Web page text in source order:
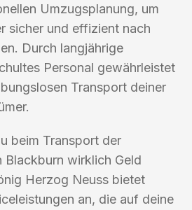
Umzugsplanung, um
sicher und effizient nach
Durch langjährige
Personal gewährleistet
Transport deiner
beim Transport der
Blackburn wirklich Geld
Herzog Neuss bietet
an, die auf deine